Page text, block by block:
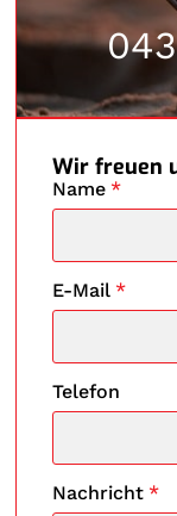
Wir freuen
Name *
E-Mail *
Telefon
Nachricht *